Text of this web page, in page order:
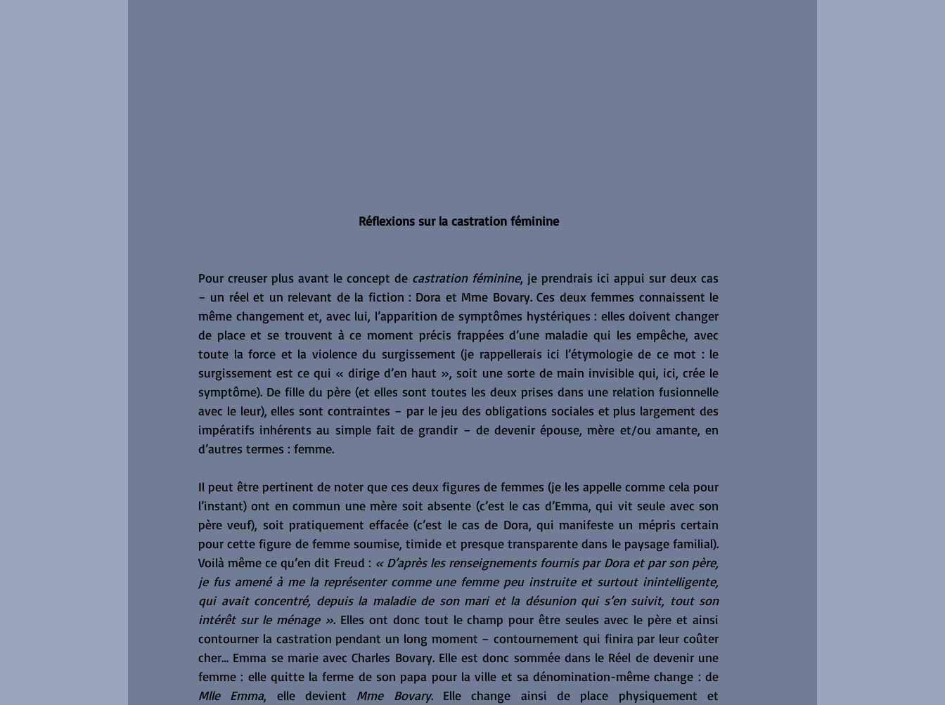
Réflexions sur la castration féminine
Pour creuser plus avant le concept de castration féminine, je prendrais ici appui sur deux cas
− un réel et un relevant de la fiction : Dora et Mme Bovary. Ces deux femmes connaissent le
même changement et, avec lui, l’apparition de symptômes hystériques : elles doivent changer
de place et se trouvent à ce moment précis frappées d’une maladie qui les empêche, avec
toute la force et la violence du surgissement (je rappellerais ici l’étymologie de ce mot : le
surgissement est ce qui « dirige d’en haut », soit une sorte de main invisible qui, ici, crée le
symptôme). De fille du père (et elles sont toutes les deux prises dans une relation fusionnelle
avec le leur), elles sont contraintes − par le jeu des obligations sociales et plus largement des
impératifs inhérents au simple fait de grandir − de devenir épouse, mère et/ou amante, en
d’autres termes : femme.
Il peut être pertinent de noter que ces deux figures de femmes (je les appelle comme cela pour
l’instant) ont en commun une mère soit absente (c’est le cas d’Emma, qui vit seule avec son
père veuf), soit pratiquement effacée (c’est le cas de Dora, qui manifeste un mépris certain
pour cette figure de femme soumise, timide et presque transparente dans le paysage familial).
Voilà même ce qu’en dit Freud : « D’après les renseignements fournis par Dora et par son père,
je fus amené à me la représenter comme une femme peu instruite et surtout inintelligente,
qui avait concentré, depuis la maladie de son mari et la désunion qui s’en suivit, tout son
intérêt sur le ménage ». Elles ont donc tout le champ pour être seules avec le père et ainsi
contourner la castration pendant un long moment − contournement qui finira par leur coûter
cher… Emma se marie avec Charles Bovary. Elle est donc sommée dans le Réel de devenir une
Mlle Emma, elle devient Mme Bovary. Elle change ainsi de place physiquement et